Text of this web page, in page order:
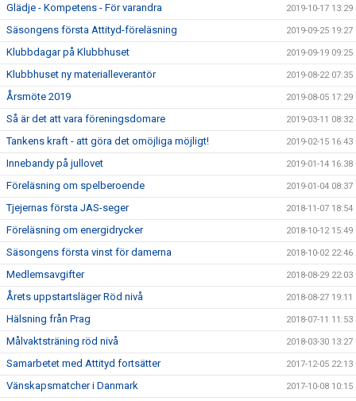
Glädje - Kompetens - För varandra 2019-10-17 13:29
Säsongens första Attityd-föreläsning 2019-09-25 19:27
Klubbdagar på Klubbhuset 2019-09-19 09:25
Klubbhuset ny materialleverantör 2019-08-22 07:35
Årsmöte 2019 2019-08-05 17:29
Så är det att vara föreningsdomare 2019-03-11 08:32
Tankens kraft - att göra det omöjliga möjligt! 2019-02-15 16:43
Innebandy på jullovet 2019-01-14 16:38
Föreläsning om spelberoende 2019-01-04 08:37
Tjejernas första JAS-seger 2018-11-07 18:54
Föreläsning om energidrycker 2018-10-12 15:49
Säsongens första vinst för damerna 2018-10-02 22:46
Medlemsavgifter 2018-08-29 22:03
Årets uppstartsläger Röd nivå 2018-08-27 19:11
Hälsning från Prag 2018-07-11 11:53
Målvaktsträning röd nivå 2018-03-30 13:27
Samarbetet med Attityd fortsätter 2017-12-05 22:13
Vänskapsmatcher i Danmark 2017-10-08 10:15